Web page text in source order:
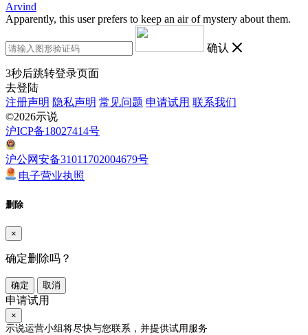
Arvind
Apparently, this user prefers to keep an air of mystery about them.
确认
3秒后跳转登录页面
去登陆
注册声明 隐私声明 常见问题 申请试用 联系我们
©2026示说
沪ICP备18027414号
沪公网安备31011702004679号
电子营业执照
删除
×
确定删除吗？
确定 取消
申请试用
×
示说运营小组将尽快与您联系，并提供试用服务